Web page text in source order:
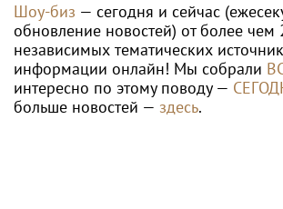
Шоу-биз — сегодня и сейчас
обновление новостей) от более чем
независимых тематических
информации онлайн! Мы собрали
интересно по этому поводу —
больше новостей — здесь.